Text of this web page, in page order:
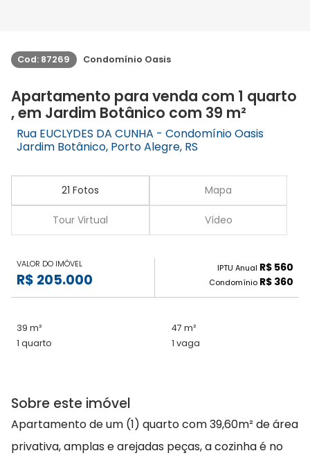
Cod: 87269 Condomínio Oasis
Apartamento para venda com 1 quarto
, em Jardim Botânico com 39 m²
Rua EUCLYDES DA CUNHA - Condomínio Oasis
Jardim Botânico, Porto Alegre, RS
21 Fotos Mapa
Tour Virtual Vídeo
VALOR DO IMÓVEL
R$ 205.000
IPTU Anual R$ 560
Condomínio R$ 360
39 m²
47 m²
1 quarto
1 vaga
Sobre este imóvel
Apartamento de um (1) quarto com 39,60m² de área
privativa, amplas e arejadas peças, a cozinha é no